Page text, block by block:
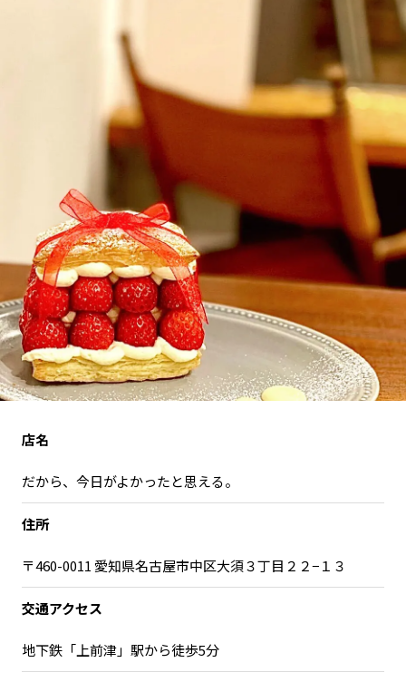
兵庫エリア
和歌山エリア
山口エリア
徳島エリア
香川エリア
愛媛エリア
高知エリア
福岡エリア
佐賀エリア
長崎エリア
熊本エリア
大分エリア
宮崎エリア
鹿児島エリア
沖縄エリア
特集コンテンツ
地域を代表する 企業100選
プレスリリース
行政連携記事
MILCプロジェクト
Localist
SDGsの先駆者
イベント
飲食店
地域豆知識
Sporkle
店名
だから、今日がよかったと思える。
住所
〒460-0011 愛知県名古屋市中区大須３丁目２２−１３
交通アクセス
地下鉄「上前津」駅から徒歩5分